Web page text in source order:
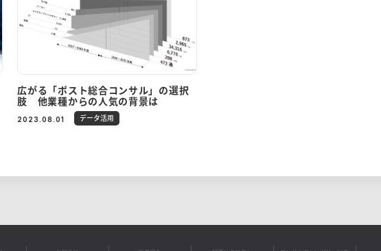
広がる「ポスト総合コンサル」の選択
肢 他業種からの人気の背景は
2023.08.01 データ活用